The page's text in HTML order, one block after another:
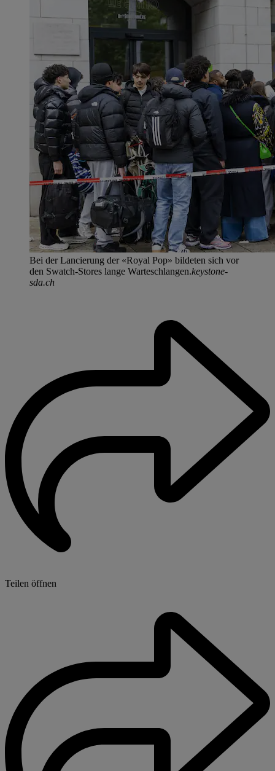
Bei der Lancierung der «Royal Pop» bildeten sich vor
den Swatch-Stores lange Warteschlangen.keystone-
sda.ch
Teilen öffnen